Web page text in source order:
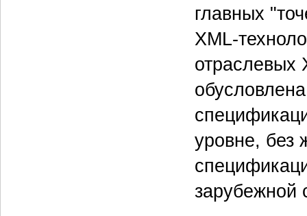
главных
XML-
отраслевых
уровне, без
зарубежной